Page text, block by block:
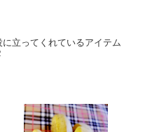
に立ってくれているアイテム